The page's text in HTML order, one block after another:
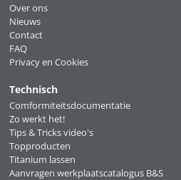
Over ons
Nieuws
Contact
FAQ
Privacy en Cookies
Technisch
Comformiteitsdocumentatie
Zo werkt het!
Tips & Tricks video's
Topproducten
Titanium lassen
Aanvragen werkplaatscatalogus B&S